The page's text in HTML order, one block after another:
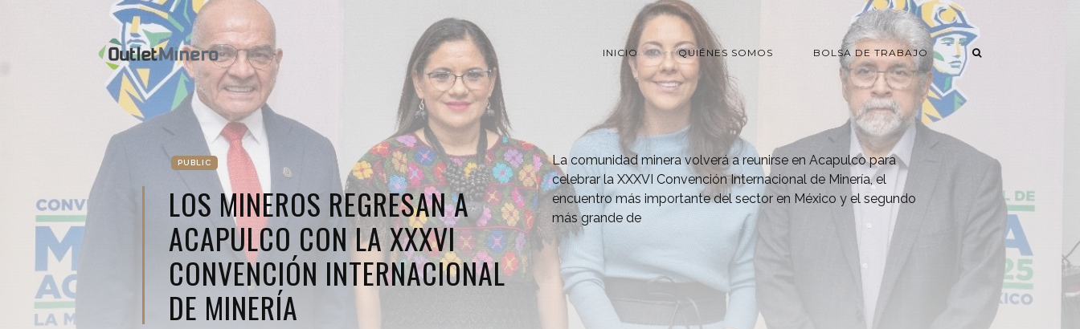
INICIO QUIÉNES SOMOS BOLSA DE TRABAJO
PUBLIC
LOS MINEROS REGRESAN A
ACAPULCO CON LA XXXVI
CONVENCIÓN INTERNACIONAL
DE MINERÍA
La comunidad minera volverá a reunirse en Acapulco para
celebrar la XXXVI Convención Internacional de Minería, el
encuentro más importante del sector en México y el segundo
más grande de